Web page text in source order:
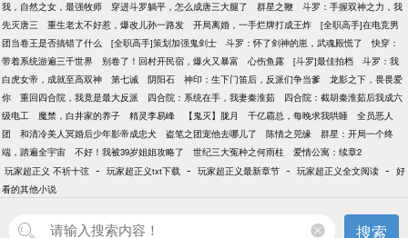
我，自然之女，最强牧师
穿进斗罗躺平，怎么成唐三大腿了 群星之鞭
斗罗：手握双神之力，我
先灭唐三
重生老太不好惹，爆改儿孙一路发 开局离婚，一手烂牌打成王炸
[全职高手]在电竞男
团当卷王是否搞错了什么
[全职高手]策划加强鬼剑士 斗罗：怀了剑神的崽，武魂殿慌了
快穿：
带着系统游遍三千世界
别卷了！回村开民宿，爆火又暴富 心伤鱼露 [斗罗]最佳拍档
斗罗：我
白虎女帝，成就至高双神
第七诫 阴阳石 神印：生下门笛后，反派们争当爹
龙影之下，畏畏爱
你
重回四合院，我竟是最大反派 四合院：系统在手，我妻秦淮茹
四合院：截胡秦淮茹后我成六
级电工
魔禁，白井家的养子 精灵李易峰 【鬼灭】胧月 千亿霸总，每晚求我哄睡
全员恶人
团
和清冷美人冥婚后少年影帝成忠犬 盗笔之团宠他去哪儿了 陈情之兕缘
群星：开局一个终
端，踏遍全宇宙
不好！我被39岁姐姐攻略了 世纪三大冤种之何雨柱
爱情公寓：续章2
玩家超正义 不祈十弦 - 玩家超正义txt下载 - 玩家超正义最新章节 - 玩家超正义全文阅读 - 好
看的其他小说
搜索